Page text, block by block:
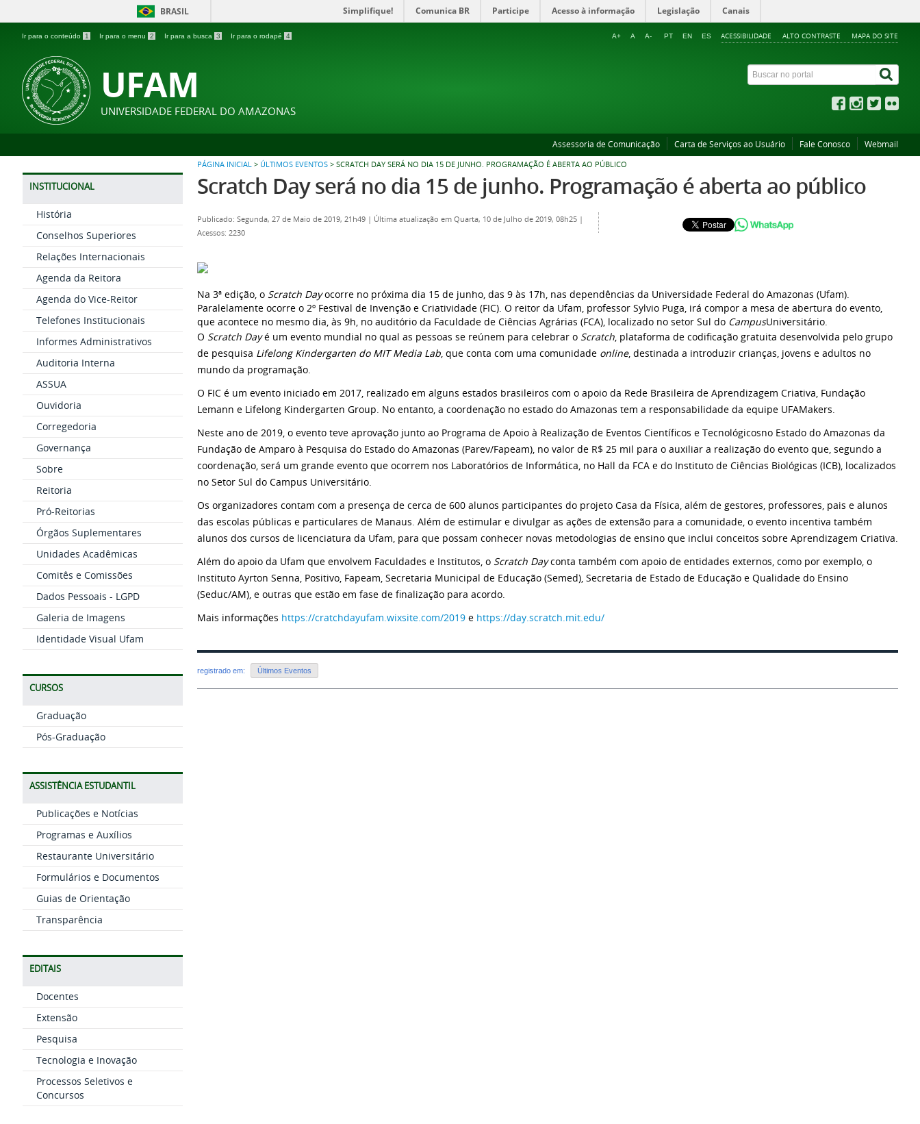
BRASIL Simplifique! Comunica BR Participe Acesso à informação Legislação Canais
Ir para o conteúdo 1 Ir para o menu 2 Ir para a busca 3 Ir para o rodapé 4 ACESSIBILIDADE ALTO CONTRASTE MAPA DO SITE
A+ A A- PT EN ES
UFAM
UNIVERSIDADE FEDERAL DO AMAZONAS
Assessoria de Comunicação Carta de Serviços ao Usuário Fale Conosco Webmail
PÁGINA INICIAL > ÚLTIMOS EVENTOS > SCRATCH DAY SERÁ NO DIA 15 DE JUNHO. PROGRAMAÇÃO É ABERTA AO PÚBLICO
INSTITUCIONAL
História
Conselhos Superiores
Relações Internacionais
Agenda da Reitora
Agenda do Vice-Reitor
Telefones Institucionais
Informes Administrativos
Auditoria Interna
ASSUA
Ouvidoria
Corregedoria
Governança
Sobre
Reitoria
Pró-Reitorias
Órgãos Suplementares
Unidades Acadêmicas
Comitês e Comissões
Dados Pessoais - LGPD
Galeria de Imagens
Identidade Visual Ufam
CURSOS
Graduação
Pós-Graduação
ASSISTÊNCIA ESTUDANTIL
Publicações e Notícias
Programas e Auxílios
Restaurante Universitário
Formulários e Documentos
Guias de Orientação
Transparência
EDITAIS
Docentes
Extensão
Pesquisa
Tecnologia e Inovação
Processos Seletivos e
Concursos
Scratch Day será no dia 15 de junho. Programação é aberta ao público
Publicado: Segunda, 27 de Maio de 2019, 21h49 | Última atualização em Quarta, 10 de Julho de 2019, 08h25 |
Acessos: 2230
Na 3ª edição, o Scratch Dayocorre no próxima dia 15 de junho, das 9 às 17h, nas dependências da Universidade Federal do Amazonas (Ufam).
Paralelamente ocorre o 2º Festival de Invenção e Criatividade (FIC). O reitor da Ufam, professor Sylvio Puga, irá compor a mesa de abertura do evento,
que acontece no mesmo dia, às 9h, no auditório da Faculdade de Ciências Agrárias (FCA), localizado no setor Sul do CampusUniversitário.
O Scratch Dayé um evento mundial no qual as pessoas se reúnem para celebrar o Scratch, plataforma de codificação gratuita desenvolvida pelo grupo
de pesquisa Lifelong Kindergarten do MIT Media Lab, que conta com uma comunidade online, destinada a introduzir crianças, jovens e adultos no
mundo da programação.
O FIC é um evento iniciado em 2017, realizado em alguns estados brasileiros com o apoio da Rede Brasileira de Aprendizagem Criativa, Fundação
Lemann e Lifelong Kindergarten Group. No entanto, a coordenação no estado do Amazonas tem a responsabilidade da equipe UFAMakers.
Neste ano de 2019, o evento teve aprovação junto ao Programa de Apoio à Realização de Eventos Científicos e Tecnológicosno Estado do Amazonas da
Fundação de Amparo à Pesquisa do Estado do Amazonas (Parev/Fapeam), no valor de R$ 25 mil para o auxiliar a realização do evento que, segundo a
coordenação, será um grande evento que ocorrem nos Laboratórios de Informática, no Hall da FCA e do Instituto de Ciências Biológicas (ICB), localizados
no Setor Sul do Campus Universitário.
Os organizadores contam com a presença de cerca de 600 alunos participantes do projeto Casa da Física, além de gestores, professores, pais e alunos
das escolas públicas e particulares de Manaus. Além de estimular e divulgar as ações de extensão para a comunidade, o evento incentiva também
alunos dos cursos de licenciatura da Ufam, para que possam conhecer novas metodologias de ensino que inclui conceitos sobre Aprendizagem Criativa.
Além do apoio da Ufam que envolvem Faculdades e Institutos, o Scratch Dayconta também com apoio de entidades externos, como por exemplo, o
Instituto Ayrton Senna, Positivo, Fapeam, Secretaria Municipal de Educação (Semed), Secretaria de Estado de Educação e Qualidade do Ensino
(Seduc/AM), e outras que estão em fase de finalização para acordo.
Mais informações https://cratchdayufam.wixsite.com/2019 e https://day.scratch.mit.edu/
registrado em: Últimos Eventos